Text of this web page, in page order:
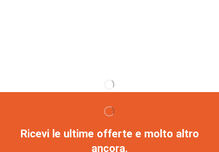
Ricevi le ultime offerte e molto altro
ancora.